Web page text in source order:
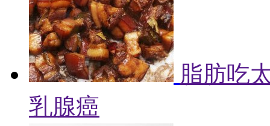
脂肪吃
乳腺癌